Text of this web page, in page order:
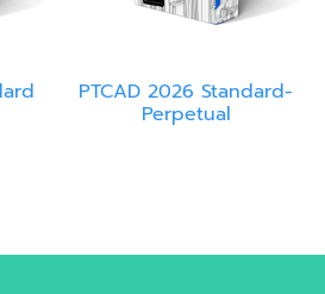
PTCAD 2026 Standard-
Perpetual